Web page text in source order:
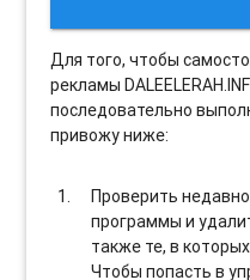
Для того, чтобы
рекламы
последовательно
привожу ниже:
Проверить
программы и
также те, в
Чтобы попасть в